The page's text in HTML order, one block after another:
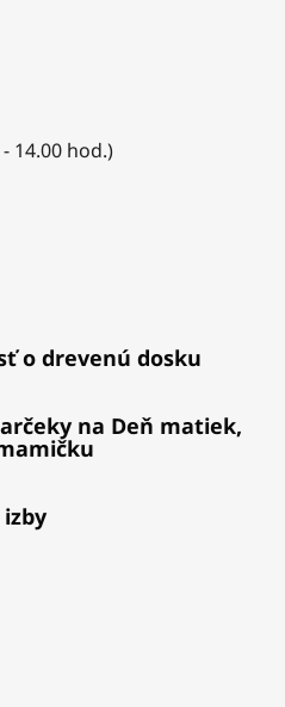
14.00 hod.)
o drevenú dosku
na Deň matiek,